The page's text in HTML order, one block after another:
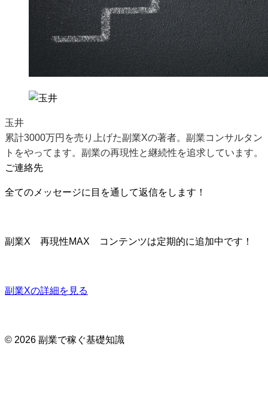
玉井
累計3000万円を売り上げた副業Xの著者。副業コンサルタン
トをやってます。副業の再現性と継続性を追求しています。
ご連絡先
全てのメッセージに目を通して返信をします！
副業X 再現性MAX コンテンツは定期的に追加中です！
副業Xの詳細を見る
© 2026 副業で稼ぐ基礎知識